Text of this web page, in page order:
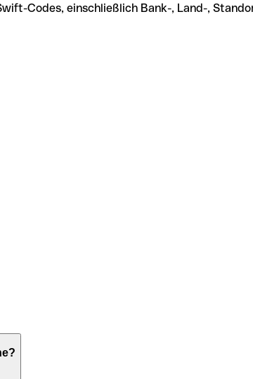
Codes, einschließlich Bank-, Land-,